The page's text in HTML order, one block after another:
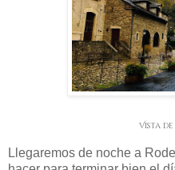
Vista
Llegaremos de noche a